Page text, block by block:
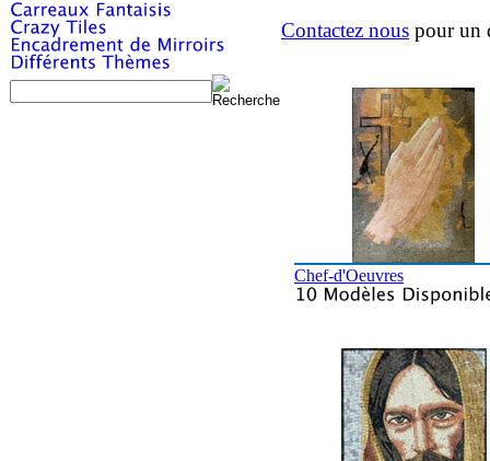
Contactez nous pour un
Chef-d'Oeuvres